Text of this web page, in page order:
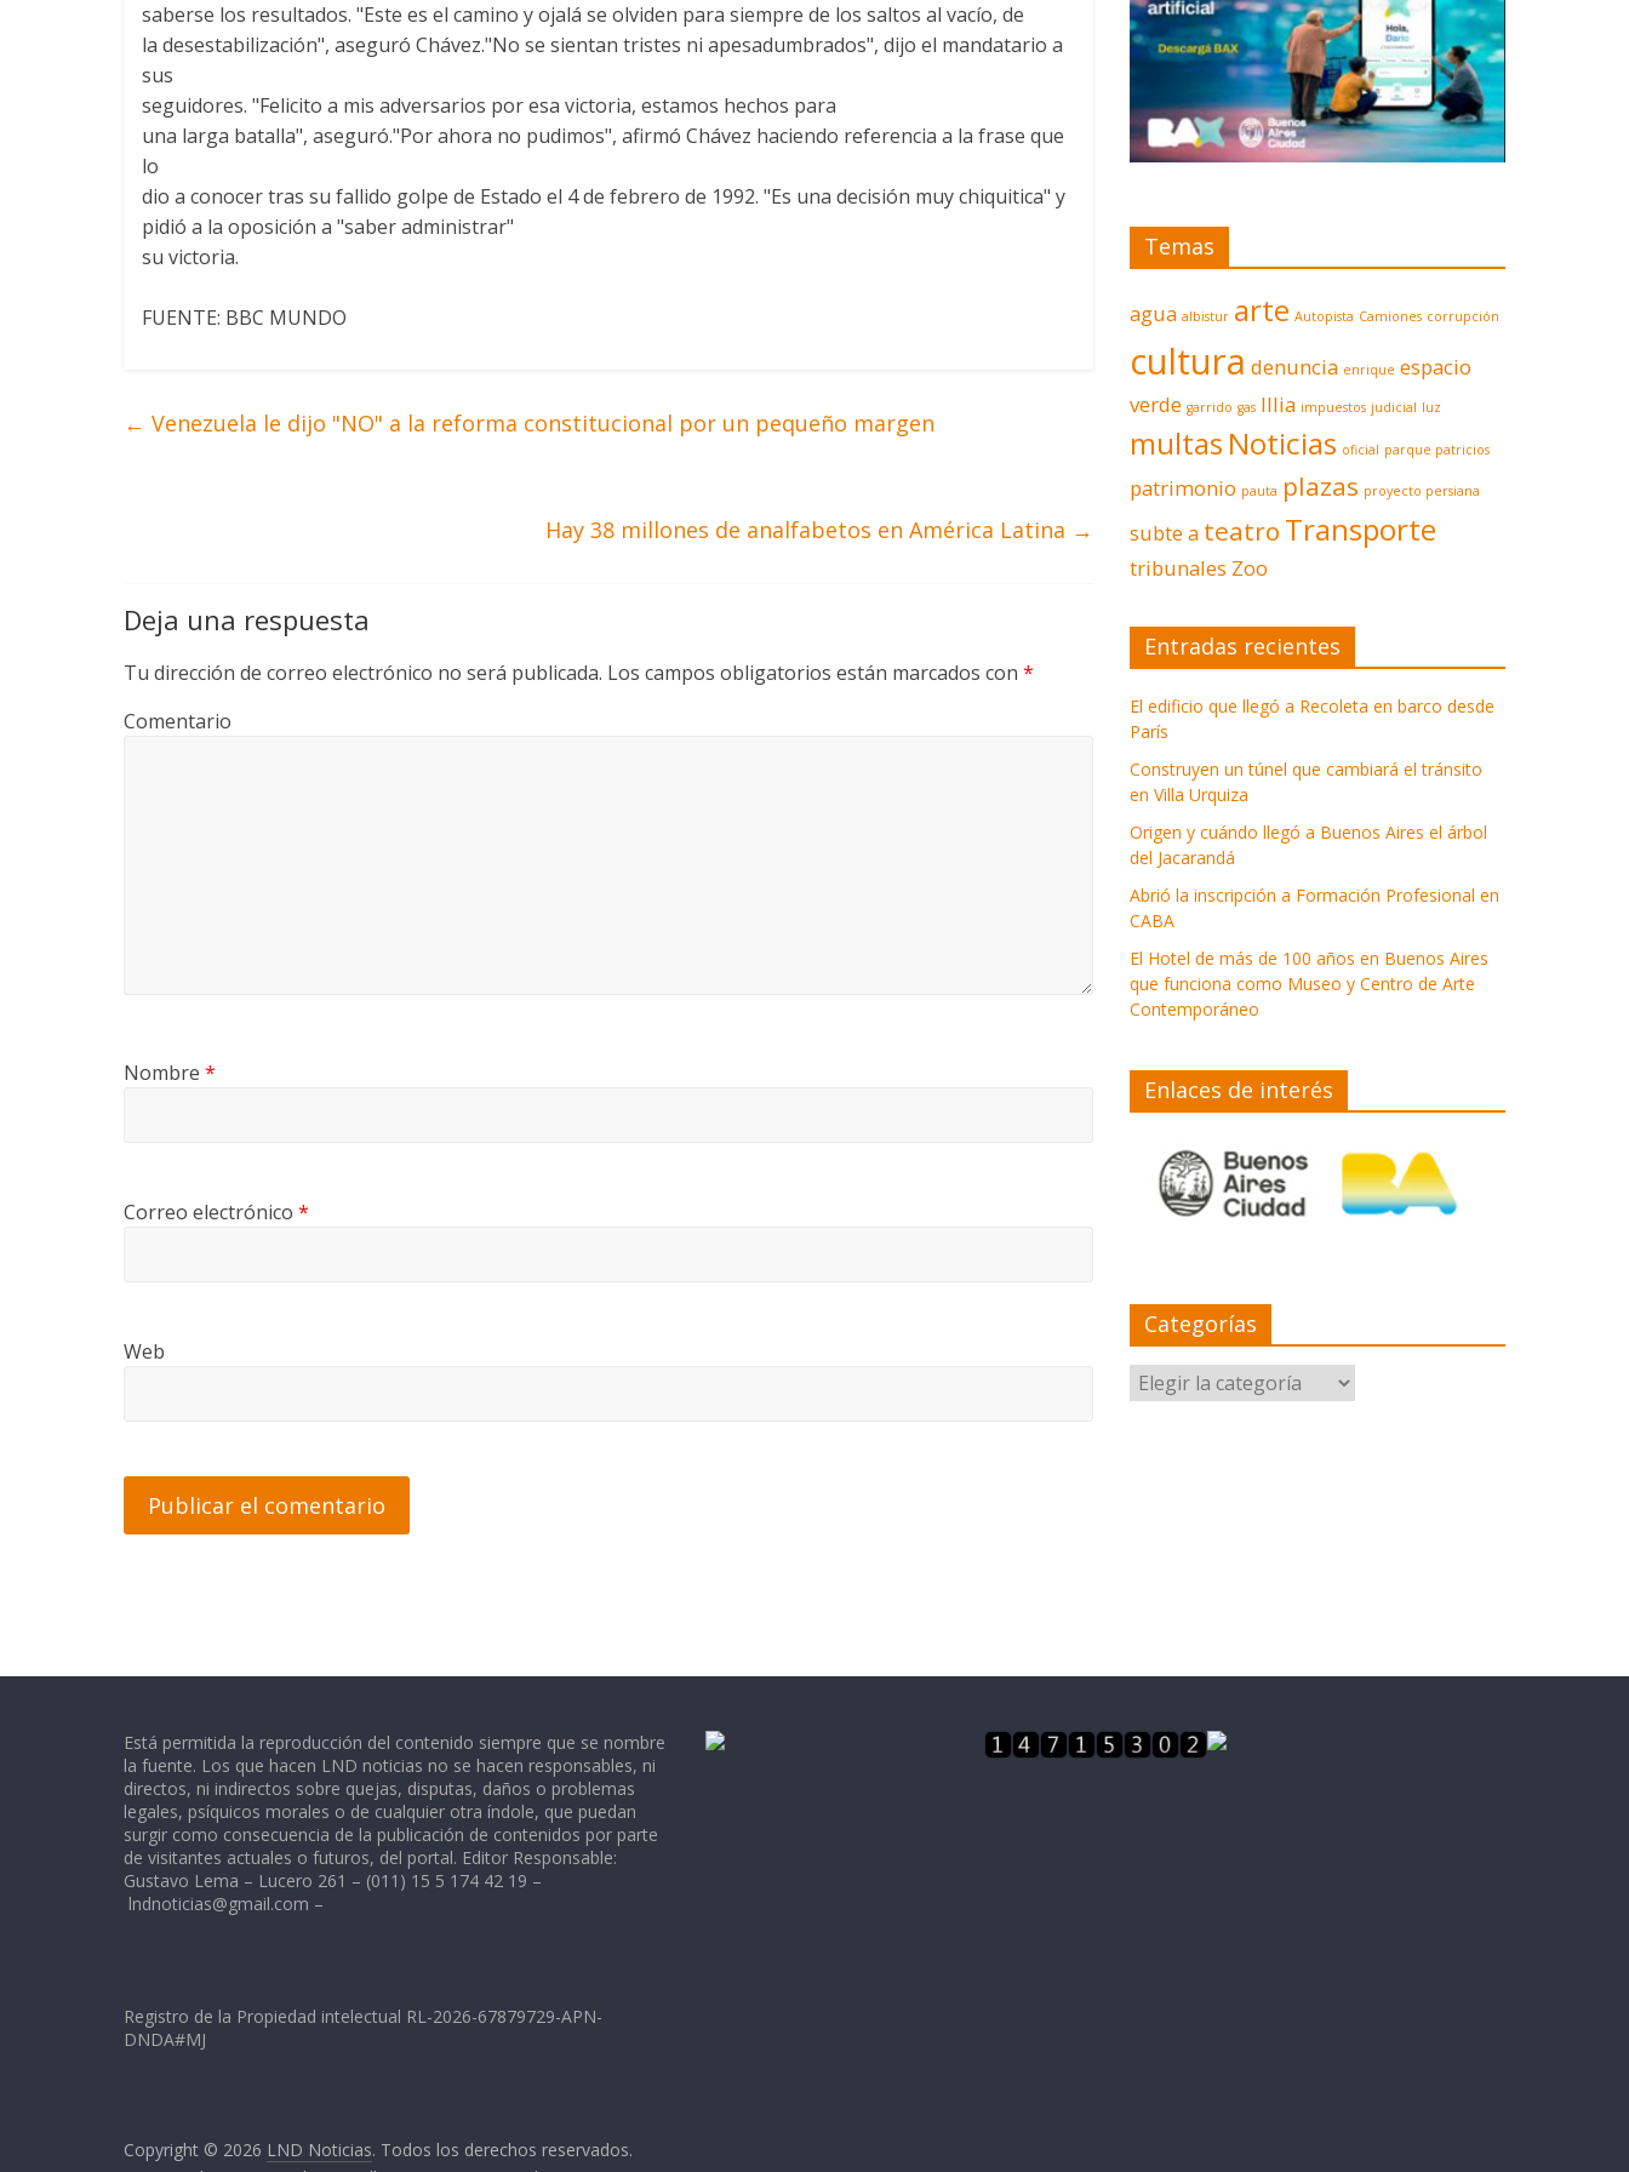
saberse los resultados. "Este es el camino y ojalá se olviden para siempre de los saltos al vacío, de
la desestabilización", aseguró Chávez."No se sientan tristes ni apesadumbrados", dijo el mandatario a
sus
seguidores. "Felicito a mis adversarios por esa victoria, estamos hechos para
una larga batalla", aseguró."Por ahora no pudimos", afirmó Chávez haciendo referencia a la frase que
lo
dio a conocer tras su fallido golpe de Estado el 4 de febrero de 1992. "Es una decisión muy chiquitica" y
pidió a la oposición a "saber administrar"
su victoria.
FUENTE: BBC MUNDO
← Venezuela le dijo "NO" a la reforma constitucional por un pequeño margen
Hay 38 millones de analfabetos en América Latina →
Deja una respuesta
Tu dirección de correo electrónico no será publicada. Los campos obligatorios están marcados con *
Comentario
Nombre *
Correo electrónico *
Web
Temas
agua albistur arte Autopista Camiones corrupción
cultura denuncia enrique espacio
verde garrido gas Illia impuestos judicial luz
multas Noticias oficial parque patricios
patrimonio pauta plazas proyecto persiana
subte a teatro Transporte
tribunales Zoo
Entradas recientes
El edificio que llegó a Recoleta en barco desde
París
Construyen un túnel que cambiará el tránsito
en Villa Urquiza
Origen y cuándo llegó a Buenos Aires el árbol
del Jacarandá
Abrió la inscripción a Formación Profesional en
CABA
El Hotel de más de 100 años en Buenos Aires
que funciona como Museo y Centro de Arte
Contemporáneo
Enlaces de interés
Categorías
Categorías
Está permitida la reproducción del contenido siempre que se nombre
la fuente. Los que hacen LND noticias no se hacen responsables, ni
directos, ni indirectos sobre quejas, disputas, daños o problemas
legales, psíquicos morales o de cualquier otra índole, que puedan
surgir como consecuencia de la publicación de contenidos por parte
de visitantes actuales o futuros, del portal. Editor Responsable:
Gustavo Lema – Lucero 261 – (011) 15 5 174 42 19 –
lndnoticias@gmail.com –
Registro de la Propiedad intelectual RL-2026-67879729-APN-
DNDA#MJ
Copyright © 2026 LND Noticias. Todos los derechos reservados.